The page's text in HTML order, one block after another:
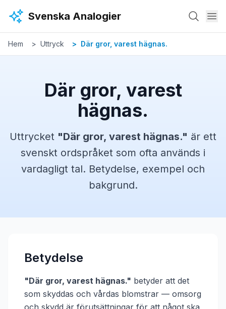
Svenska Analogier
Hem Uttryck Där gror, varest hägnas.
Där gror, varest
hägnas.
Uttrycket "Där gror, varest hägnas." är ett
svenskt ordspråket som ofta används i
vardagligt tal. Betydelse, exempel och
bakgrund.
Betydelse
"Där gror, varest hägnas." betyder att det
som skyddas och vårdas blomstrar — omsorg
och skydd är förutsättningar för att något ska